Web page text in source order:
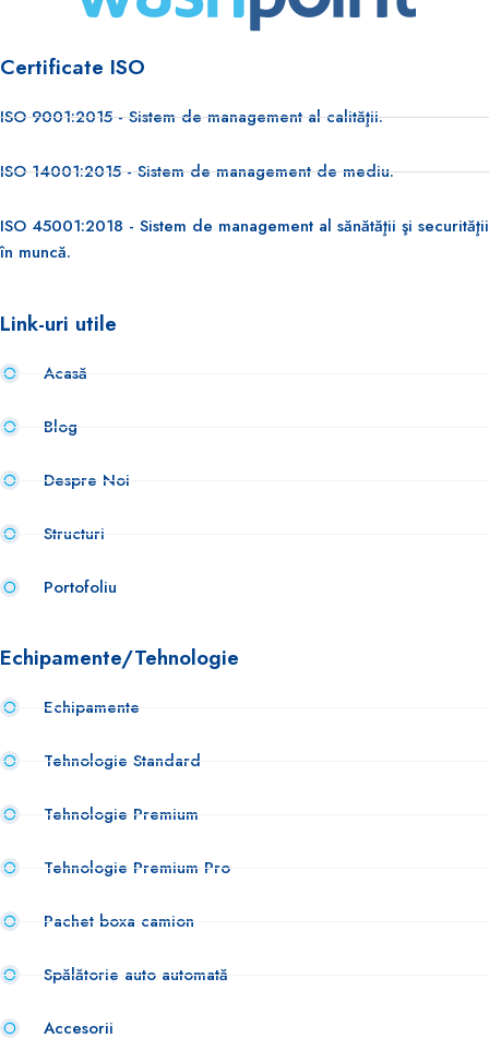
Certificate ISO
ISO 9001:2015 - Sistem de management al calităţii.
ISO 14001:2015 - Sistem de management de mediu.
ISO 45001:2018 - Sistem de management al sănătăţii şi securităţii
în muncă.
Link-uri utile
Acasă
Blog
Despre Noi
Structuri
Portofoliu
Echipamente/Tehnologie
Echipamente
Tehnologie Standard
Tehnologie Premium
Tehnologie Premium Pro
Pachet boxa camion
Spălătorie auto automată
Accesorii